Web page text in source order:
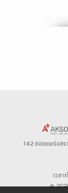
142 ซอยแพร่งส
เวลา
©